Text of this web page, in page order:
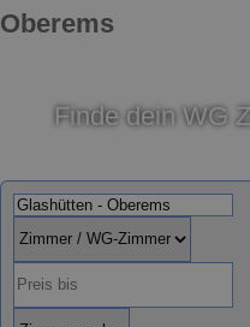
Oberems
Finde dein WG